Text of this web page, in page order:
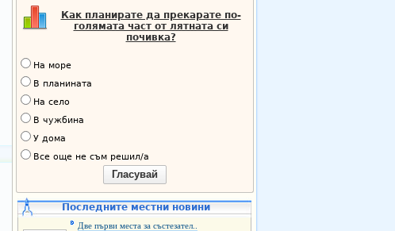
Как планирате да прекарате по-
голямата част от лятната си
почивка?
На море
В планината
На село
В чужбина
У дома
Все още не съм решил/а
Гласувай
Последните местни новини
Две първи места за състезател..